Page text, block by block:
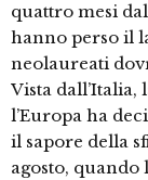
quattro mesi
hanno perso il
neolaureati
Vista
l’Europa ha
il sapore della
agosto,